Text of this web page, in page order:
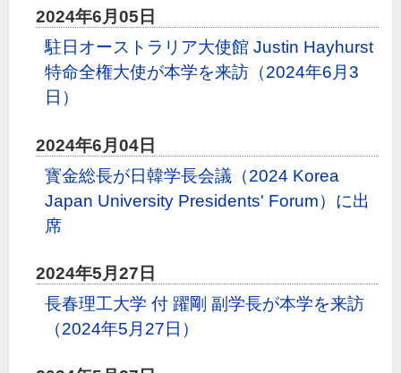
2024年6月05日
駐日オーストラリア大使館 Justin Hayhurst
特命全権大使が本学を来訪（2024年6月3
日）
2024年6月04日
寳金総長が日韓学長会議（2024 Korea
Japan University Presidents' Forum）に出
席
2024年5月27日
長春理工大学 付 躍剛 副学長が本学を来訪
（2024年5月27日）